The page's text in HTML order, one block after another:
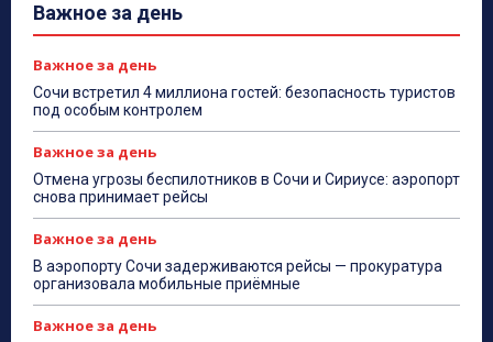
Важное за день
Важное за день
Сочи встретил 4 миллиона гостей: безопасность туристов
под особым контролем
Важное за день
Отмена угрозы беспилотников в Сочи и Сириусе: аэропорт
снова принимает рейсы
Важное за день
В аэропорту Сочи задерживаются рейсы — прокуратура
организовала мобильные приёмные
Важное за день